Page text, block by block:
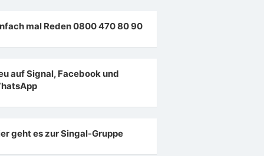
mal Reden 0800 470 80 90
auf Signal, Facebook und
geht es zur Singal-Gruppe